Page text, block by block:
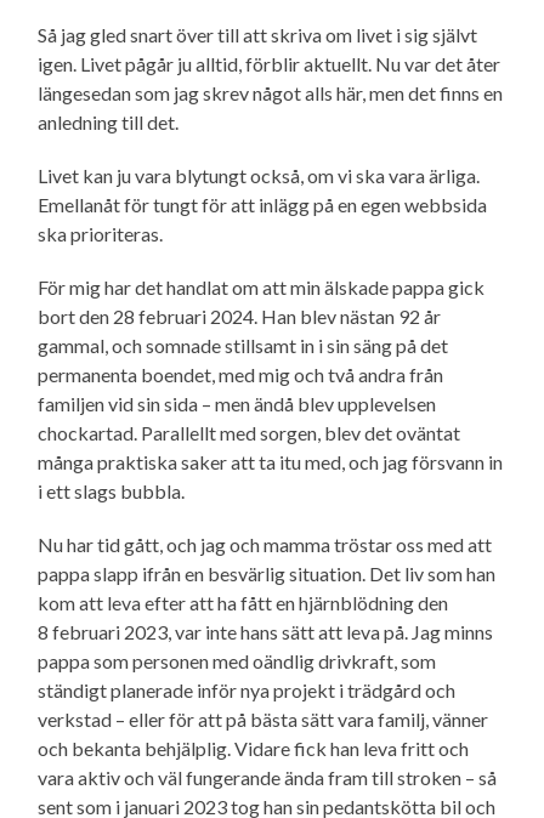
Så jag gled snart över till att skriva om livet i sig självt
igen. Livet pågår ju alltid, förblir aktuellt. Nu var det åter
längesedan som jag skrev något alls här, men det finns en
anledning till det.
Livet kan ju vara blytungt också, om vi ska vara ärliga.
Emellanåt för tungt för att inlägg på en egen webbsida
ska prioriteras.
För mig har det handlat om att min älskade pappa gick
bort den 28 februari 2024. Han blev nästan 92 år
gammal, och somnade stillsamt in i sin säng på det
permanenta boendet, med mig och två andra från
familjen vid sin sida – men ändå blev upplevelsen
chockartad. Parallellt med sorgen, blev det oväntat
många praktiska saker att ta itu med, och jag försvann in
i ett slags bubbla.
Nu har tid gått, och jag och mamma tröstar oss med att
pappa slapp ifrån en besvärlig situation. Det liv som han
kom att leva efter att ha fått en hjärnblödning den
8 februari 2023, var inte hans sätt att leva på. Jag minns
pappa som personen med oändlig drivkraft, som
ständigt planerade inför nya projekt i trädgård och
verkstad – eller för att på bästa sätt vara familj, vänner
och bekanta behjälplig. Vidare fick han leva fritt och
vara aktiv och väl fungerande ända fram till stroken – så
sent som i januari 2023 tog han sin pedantskötta bil och